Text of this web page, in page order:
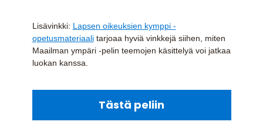
Lisävinkki: Lapsen oikeuksien kymppi -
opetusmateriaalitarjoaa hyviä vinkkejä siihen, miten
Maailman ympäri -pelin teemojen käsittelyä voi jatkaa
luokan kanssa.
Tästä peliin